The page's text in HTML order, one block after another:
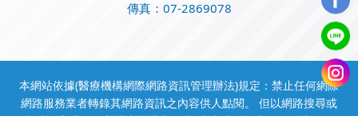
傳真：07-2869078
本網站依據(醫療機構網際網路資訊管理辦法)規定：禁止任何網際
網路服務業者轉錄其網路資訊之內容供人點閱。 但以網路搜尋或